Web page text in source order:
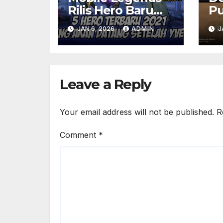
Rilis Hero Baru
Bertema
Nusantara –
Netizen Ramai
JAN 6, 2026 ADMIN
Leave a Reply
Your email address will not be published.
Comment *